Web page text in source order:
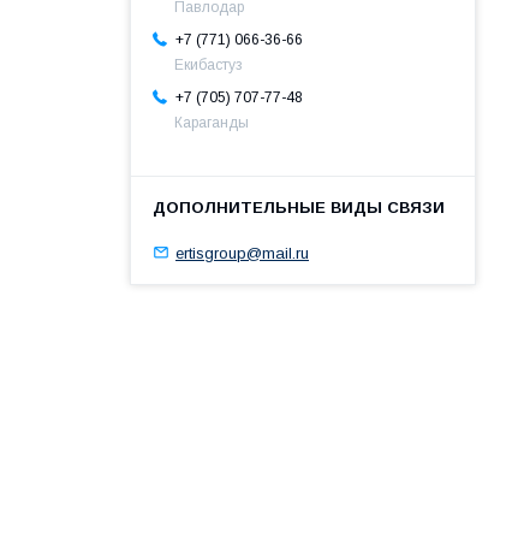
Павлодар
+7 (771) 066-36-66
Екибастуз
+7 (705) 707-77-48
Караганды
ertisgroup@mail.ru